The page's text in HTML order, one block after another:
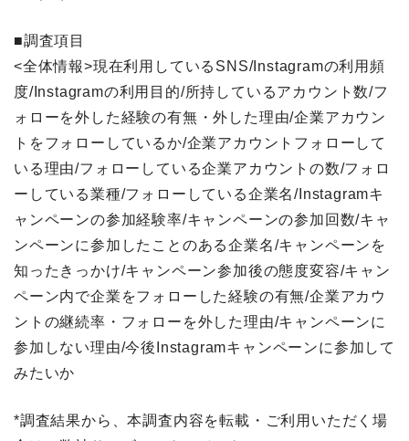
■調査項目
<全体情報>現在利用しているSNS/Instagramの利用頻
度/Instagramの利用目的/所持しているアカウント数/フ
ォローを外した経験の有無・外した理由/企業アカウン
トをフォローしているか/企業アカウントフォローして
いる理由/フォローしている企業アカウントの数/フォロ
ーしている業種/フォローしている企業名/Instagramキ
ャンペーンの参加経験率/キャンペーンの参加回数/キャ
ンペーンに参加したことのある企業名/キャンペーンを
知ったきっかけ/キャンペーン参加後の態度変容/キャン
ペーン内で企業をフォローした経験の有無/企業アカウ
ントの継続率・フォローを外した理由/キャンペーンに
参加しない理由/今後Instagramキャンペーンに参加して
みたいか
*調査結果から、本調査内容を転載・ご利用いただく場